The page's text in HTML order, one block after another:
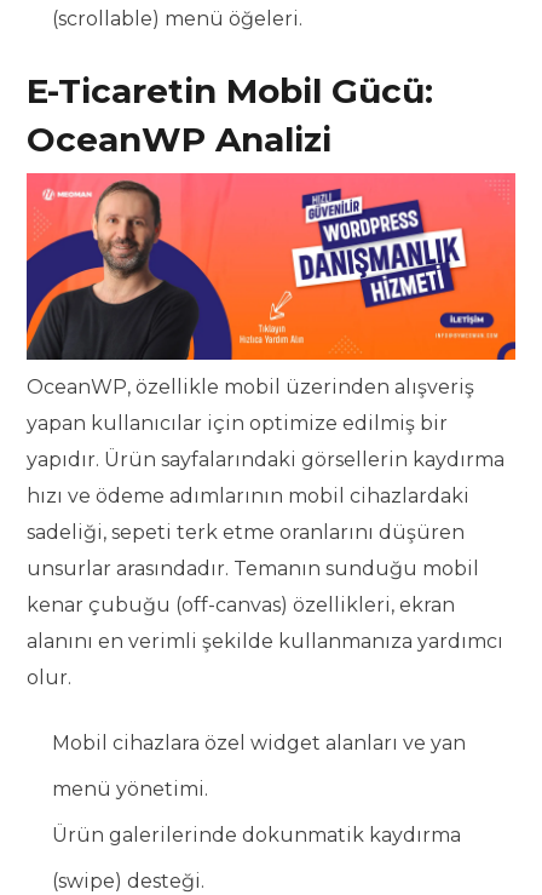
(scrollable) menü öğeleri.
E-Ticaretin Mobil Gücü:
OceanWP Analizi
OceanWP, özellikle mobil üzerinden alışveriş
yapan kullanıcılar için optimize edilmiş bir
yapıdır. Ürün sayfalarındaki görsellerin kaydırma
hızı ve ödeme adımlarının mobil cihazlardaki
sadeliği, sepeti terk etme oranlarını düşüren
unsurlar arasındadır. Temanın sunduğu mobil
kenar çubuğu (off-canvas) özellikleri, ekran
alanını en verimli şekilde kullanmanıza yardımcı
olur.
Mobil cihazlara özel widget alanları ve yan
menü yönetimi.
Ürün galerilerinde dokunmatik kaydırma
(swipe) desteği.